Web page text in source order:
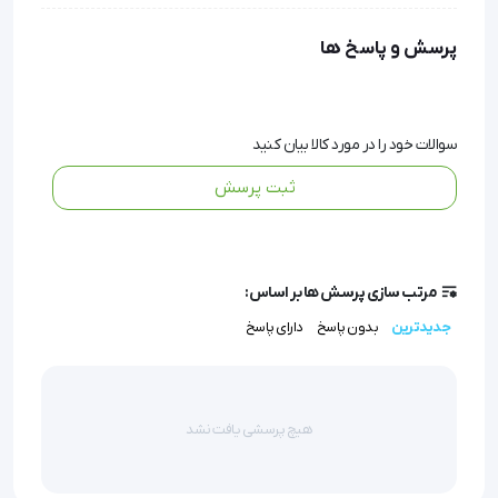
(mozhanteb)، گزینه‌ای مطمئن برای کودکان دارای
این وسیله با طراحی ارگونومیک، ساختار مقاوم و چهار
چرخ روان، کمک شایانی به کودکان در مرحله‌ی توانبخشی و
بازیابی حرکت می‌کند.
(mozhanteb) برای کودکانی که به علت مشکلات
این محصول به کاهش فشار از روی اندام‌های تحتانی و
پرسش و پاسخ ها
سوالات خود را در مورد کالا بیان کنید
ثبت پرسش
مرتب سازی پرسش ها بر اساس:
جدیدترین بدون پاسخ دارای پاسخ
هیچ پرسشی یافت نشد